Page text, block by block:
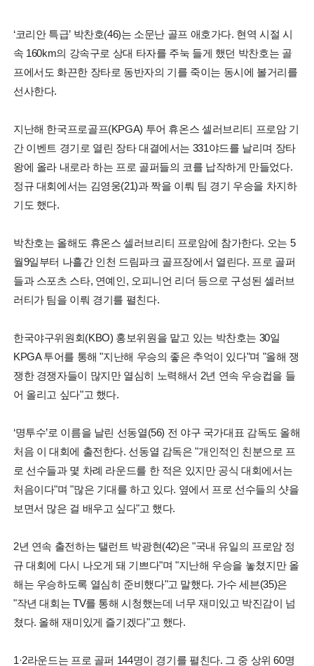
‘코리안 특급’ 박찬호(46)는 소문난 골프 애호가다. 현역 시절 시
속 160km의 강속구로 상대 타자를 주눅 들게 했던 박찬호는 골
프에서도 화끈한 장타로 동반자의 기를 죽이는 동시에 볼거리를
선사한다.
지난해 한국프로골프(KPGA) 투어 휴온스 셀러브리티 프로암 기
간 이벤트 경기로 열린 장타 대결에서는 331야드를 날리며 장타
왕에 올라 내로라 하는 프로 골퍼들의 코를 납작하게 만들었다.
정규 대회에서는 김영웅(21)과 짝을 이뤄 팀 경기 우승을 차지하
기도 했다.
박찬호는 올해도 휴온스 셀러브리티 프로암에 참가한다. 오는 5
월9일부터 나흘간 인천 드림파크 골프장에서 열린다. 프로 골퍼
들과 스포츠 스타, 연예인, 오피니언 리더 등으로 구성된 셀러브
러티가 팀을 이뤄 경기를 펼친다.
한국야구위원회(KBO) 홍보위원을 맡고 있는 박찬호는 30일
KPGA 투어를 통해 "지난해 우승의 좋은 추억이 있다"며 "올해 쟁
쟁한 경쟁자들이 많지만 열심히 노력해서 2년 연속 우승컵을 들
어 올리고 싶다"고 했다.
‘명투수’로 이름을 날린 선동열(56) 전 야구 국가대표 감독도 올해
처음 이 대회에 출전한다. 선동열 감독은 "개인적인 친분으로 프
로 선수들과 몇 차례 라운드를 한 적은 있지만 공식 대회에서는
처음이다"며 "많은 기대를 하고 있다. 옆에서 프로 선수들의 샷을
보면서 많은 걸 배우고 싶다"고 했다.
2년 연속 출전하는 탤런트 박광현(42)은 "국내 유일의 프로암 정
규 대회에 다시 나오게 돼 기쁘다"며 "지난해 우승을 놓쳤지만 올
해는 우승하도록 열심히 준비했다"고 말했다. 가수 세븐(35)은
"작년 대회는 TV를 통해 시청했는데 너무 재미있고 박진감이 넘
쳤다. 올해 재미있게 즐기겠다"고 했다.
1·2라운드는 프로 골퍼 144명이 경기를 펼친다. 그 중 상위 60명